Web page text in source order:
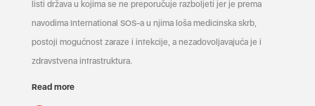
listi država u kojima se ne preporučuje razboljeti jer je prema
navodima International SOS-a u njima loša medicinska skrb,
postoji mogućnost zaraze i infekcije, a nezadovoljavajuća je i
zdravstvena infrastruktura.
Read more